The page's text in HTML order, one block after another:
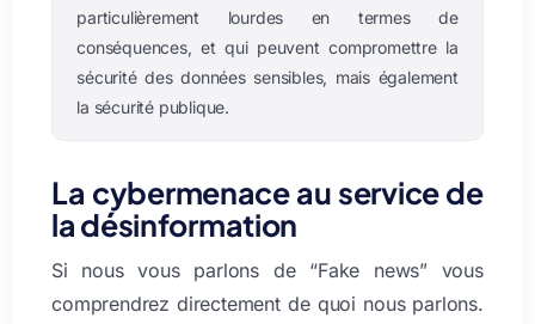
particulièrement lourdes en termes de
conséquences, et qui peuvent compromettre la
sécurité des données sensibles, mais également
la sécurité publique.
La cybermenace au service de
la désinformation
Si nous vous parlons de “Fake news” vous
comprendrez directement de quoi nous parlons.